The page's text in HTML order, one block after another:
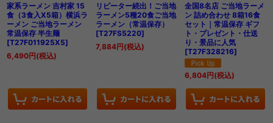
家系ラーメン 吉村家 15
食（3食入X5箱）横浜ラ
ーメン ご当地ラーメン
常温保存 半生麺
[T27F011925X5]
6,490円(税込)
リピーター続出！ご当地
ラーメン5種20食ご当地
ラーメン（常温保存）
[T27FS5220]
7,884円(税込)
全国8名店 ご当地ラーメ
ン 詰め合わせ 8箱16食
セット｜常温保存 ギフ
ト・プレゼント・仕送
り・景品に人気
[T27F328216]
6,804円(税込)